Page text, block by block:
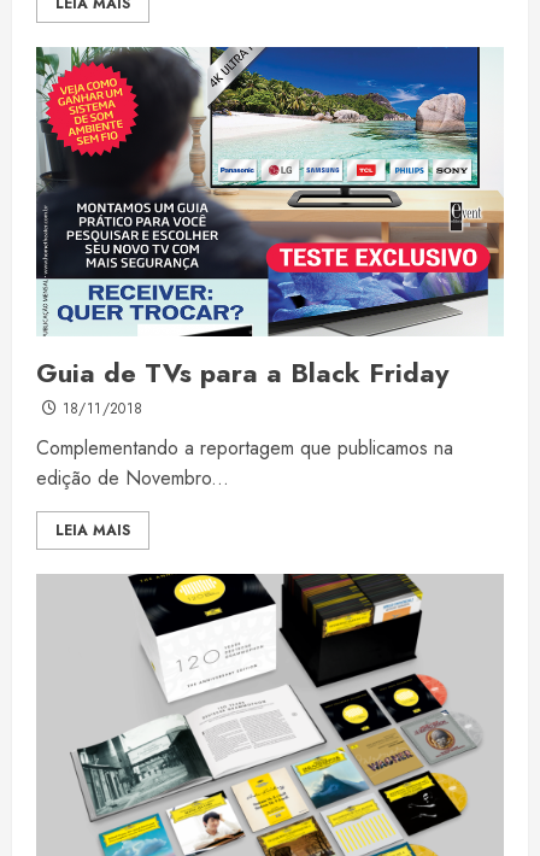
Guia de TVs para a Black Friday
18/11/2018
Complementando a reportagem que publicamos na
edição de Novembro...
LEIA MAIS